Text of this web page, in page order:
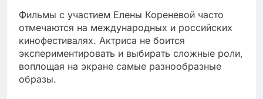
Фильмы с участием Елены Кореневой часто
отмечаются на международных и российских
кинофестивалях. Актриса не боится
экспериментировать и выбирать сложные роли,
воплощая на экране самые разнообразные
образы.